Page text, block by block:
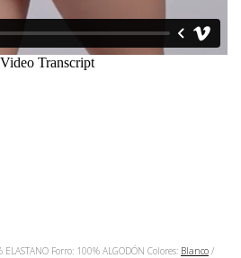
Forro: 100% ALGODÓN Colores: Blanco /